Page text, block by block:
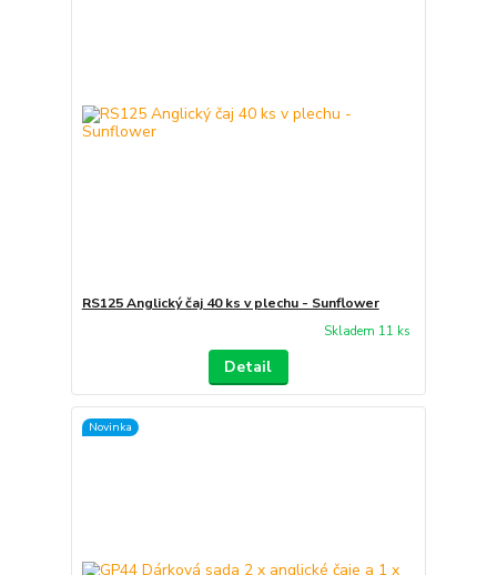
RS125 Anglický čaj 40 ks v plechu - Sunflower
Skladem 11 ks
Detail
Novinka